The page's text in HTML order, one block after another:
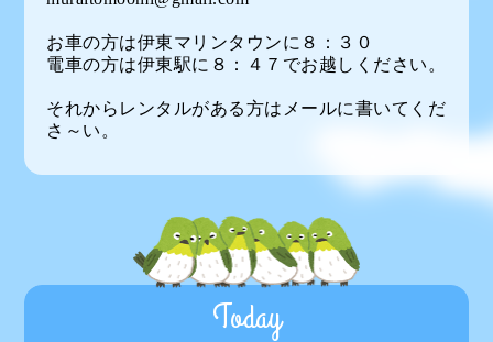
お車の方は伊東マリンタウンに８：３０
電車の方は伊東駅に８：４７でお越しください。
それからレンタルがある方はメールに書いてくだ
さ～い。
Today